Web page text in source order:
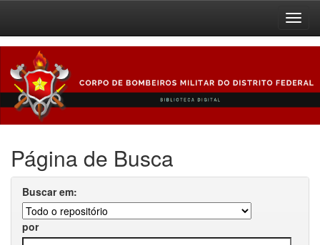
navigation
Página de Busca
Buscar em:
por